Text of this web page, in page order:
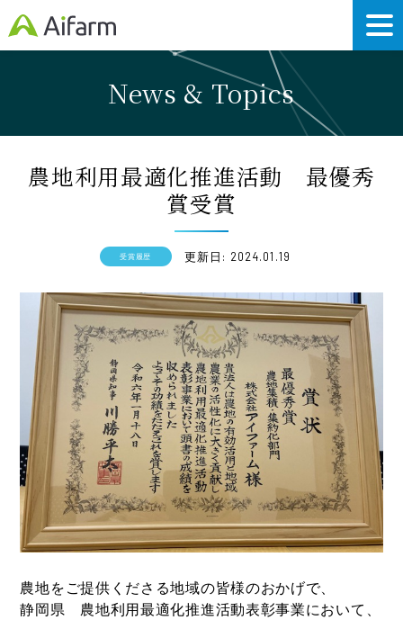
News & Topics
農地利用最適化推進活動 最優秀
賞受賞
受賞履歴 更新日: 2024.01.19
農地をご提供くださる地域の皆様のおかげで、
静岡県 農地利用最適化推進活動表彰事業において、